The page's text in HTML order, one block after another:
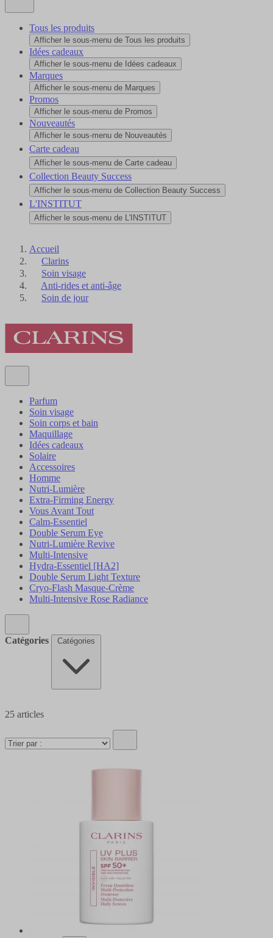
Tous les produits
Afficher le sous-menu de Tous les produits
Idées cadeaux
Afficher le sous-menu de Idées cadeaux
Marques
Afficher le sous-menu de Marques
Promos
Afficher le sous-menu de Promos
Nouveautés
Afficher le sous-menu de Nouveautés
Carte cadeau
Afficher le sous-menu de Carte cadeau
Collection Beauty Success
Afficher le sous-menu de Collection Beauty Success
L'INSTITUT
Afficher le sous-menu de L'INSTITUT
Accueil
Clarins
Soin visage
Anti-rides et anti-âge
Soin de jour
Parfum
Soin visage
Soin corps et bain
Maquillage
Idées cadeaux
Solaire
Accessoires
Homme
Nutri-Lumière
Extra-Firming Energy
Vous Avant Tout
Calm-Essentiel
Double Serum Eye
Nutri-Lumière Revive
Multi-Intensive
Hydra-Essentiel [HA2]
Double Serum Light Texture
Cryo-Flash Masque-Crème
Multi-Intensive Rose Radiance
Catégories Catégories
25 articles